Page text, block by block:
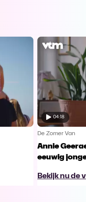
04:18
De Zomer Van
Annie
eeuwig
Bekijk nu de